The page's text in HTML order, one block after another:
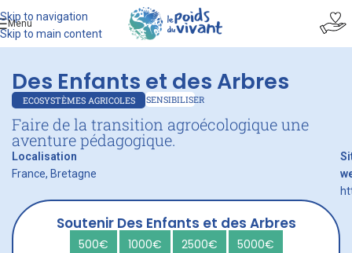
Skip to navigation
Skip to main content
Menu
Des Enfants et des Arbres
ECOSYSTÈMES AGRICOLES SENSIBILISER
Faire de la transition agroécologique une
aventure pédagogique.
Localisation
France, Bretagne
Soutenir Des Enfants et des Arbres
500€ 1000€ 2500€ 5000€